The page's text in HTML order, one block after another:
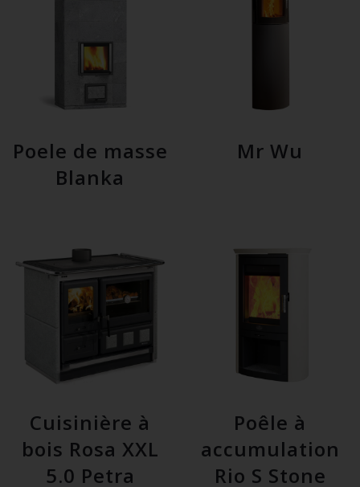
Poele de masse
Blanka
Mr Wu
Cuisinière à
bois Rosa XXL
5.0 Petra
Poêle à
accumulation
Rio S Stone